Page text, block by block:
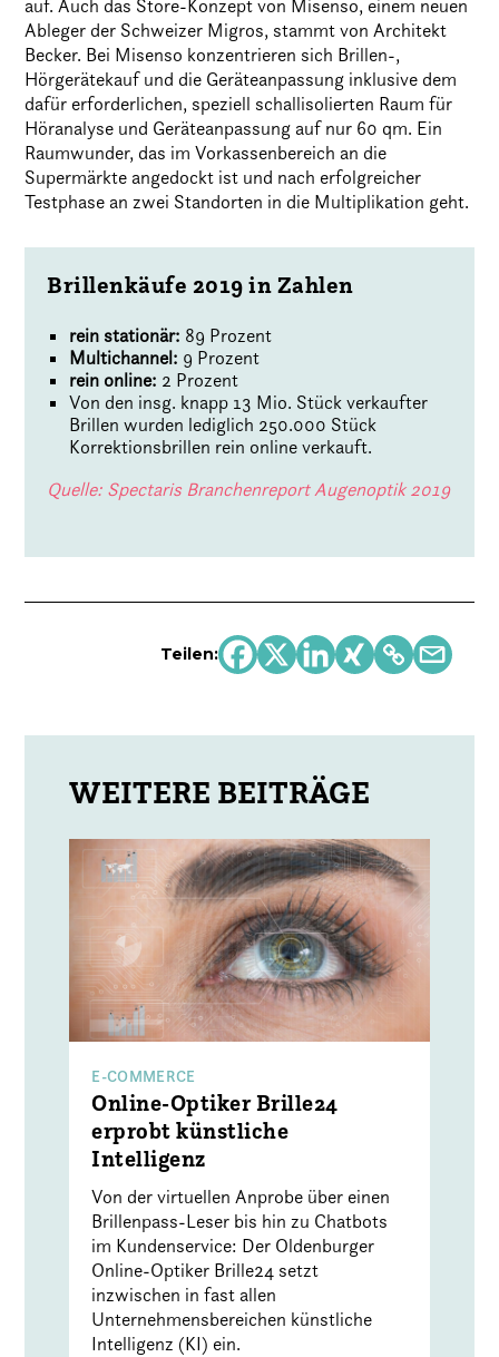
auf. Auch das Store-Konzept von Misenso, einem neuen
Ableger der Schweizer Migros, stammt von Architekt
Becker. Bei Misenso konzentrieren sich Brillen-,
Hörgerätekauf und die Geräteanpassung inklusive dem
dafür erforderlichen, speziell schallisolierten Raum für
Höranalyse und Geräteanpassung auf nur 60 qm. Ein
Raumwunder, das im Vorkassenbereich an die
Supermärkte angedockt ist und nach erfolgreicher
Testphase an zwei Standorten in die Multiplikation geht.
Brillenkäufe 2019 in Zahlen
rein stationär: 89 Prozent
Multichannel: 9 Prozent
rein online: 2 Prozent
Von den insg. knapp 13 Mio. Stück verkaufter
Brillen wurden lediglich 250.000 Stück
Korrektionsbrillen rein online verkauft.
Quelle: Spectaris Branchenreport Augenoptik 2019
Teilen:
E-COMMERCE
Online-Optiker Brille24
erprobt künstliche
Intelligenz
Von der virtuellen Anprobe über einen
Brillenpass-Leser bis hin zu Chatbots
im Kundenservice: Der Oldenburger
Online-Optiker Brille24 setzt
inzwischen in fast allen
Unternehmensbereichen künstliche
Intelligenz (KI) ein.